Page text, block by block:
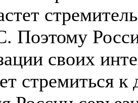
своих
стремиться